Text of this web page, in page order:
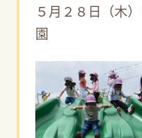
５月２８日（木
園